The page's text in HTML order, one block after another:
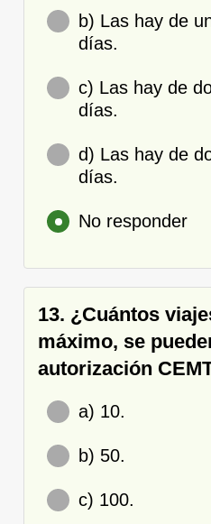
b) Las hay de
días.
c) Las hay de
días.
d) Las hay de
días.
No responder
13. ¿Cuántos
máximo, se
autorización
a) 10.
b) 50.
c) 100.